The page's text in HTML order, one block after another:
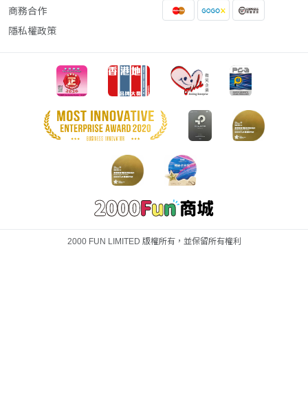
商務合作
隱私權政策
2000 FUN LIMITED 版權所有，並保留所有權利